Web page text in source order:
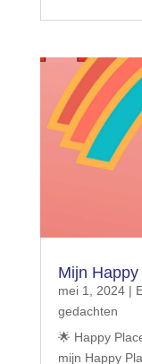
Mijn
mei 1, 2024|
gedachten
🌟 Happy
mijn Happy